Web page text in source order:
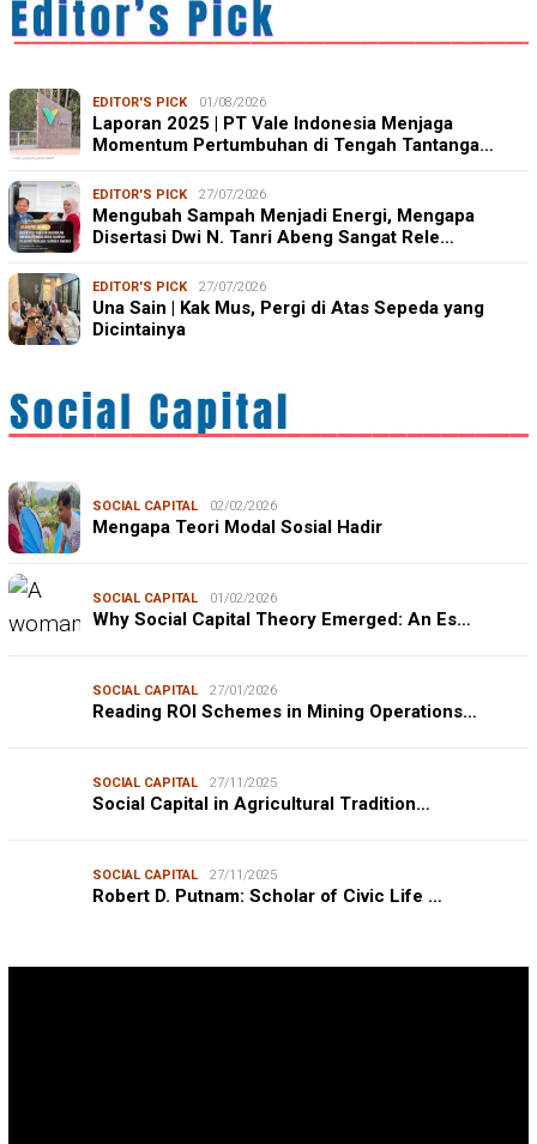
EDITOR'S PICK 01/08/2026
Laporan 2025 | PT Vale Indonesia Menjaga
Momentum Pertumbuhan di Tengah Tantanga…
EDITOR'S PICK 27/07/2026
Mengubah Sampah Menjadi Energi, Mengapa
Disertasi Dwi N. Tanri Abeng Sangat Rele…
EDITOR'S PICK 27/07/2026
Una Sain | Kak Mus, Pergi di Atas Sepeda yang
Dicintainya
SOCIAL CAPITAL 02/02/2026
Mengapa Teori Modal Sosial Hadir
SOCIAL CAPITAL 01/02/2026
Why Social Capital Theory Emerged: An Es…
SOCIAL CAPITAL 27/01/2026
Reading ROI Schemes in Mining Operations…
SOCIAL CAPITAL 27/11/2025
Social Capital in Agricultural Tradition…
SOCIAL CAPITAL 27/11/2025
Robert D. Putnam: Scholar of Civic Life …